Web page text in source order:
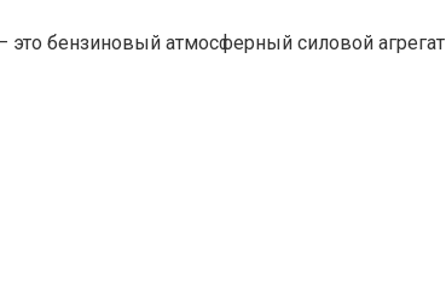
это бензиновый атмосферный силовой агрегат